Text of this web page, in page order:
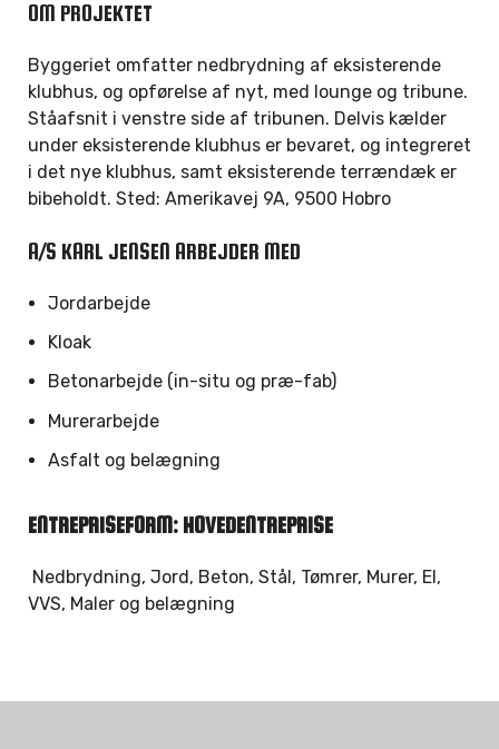
OM PROJEKTET
Byggeriet omfatter nedbrydning af eksisterende
klubhus, og opførelse af nyt, med lounge og tribune.
Ståafsnit i venstre side af tribunen. Delvis kælder
under eksisterende klubhus er bevaret, og integreret
i det nye klubhus, samt eksisterende terrændæk er
bibeholdt. Sted: Amerikavej 9A, 9500 Hobro
A/S KARL JENSEN ARBEJDER MED
Jordarbejde
Kloak
Betonarbejde (in-situ og præ-fab)
Murerarbejde
Asfalt og belægning
ENTREPRISEFORM: HOVEDENTREPRISE
Nedbrydning, Jord, Beton, Stål, Tømrer, Murer, El,
VVS, Maler og belægning